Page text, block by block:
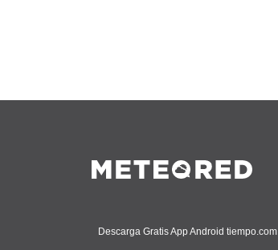
Descarga Gratis App Android tiempo.com